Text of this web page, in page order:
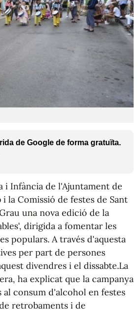
de Google de forma gratuïta.
i Infància de l'Ajuntament de
la Comissió de festes de Sant
una nova edició de la
dirigida a fomentar les
populars. A través d'aquesta
per part de persones
divendres i el dissabte.La
ha explicat que la campanya
al consum d'alcohol en festes
retrobaments i de